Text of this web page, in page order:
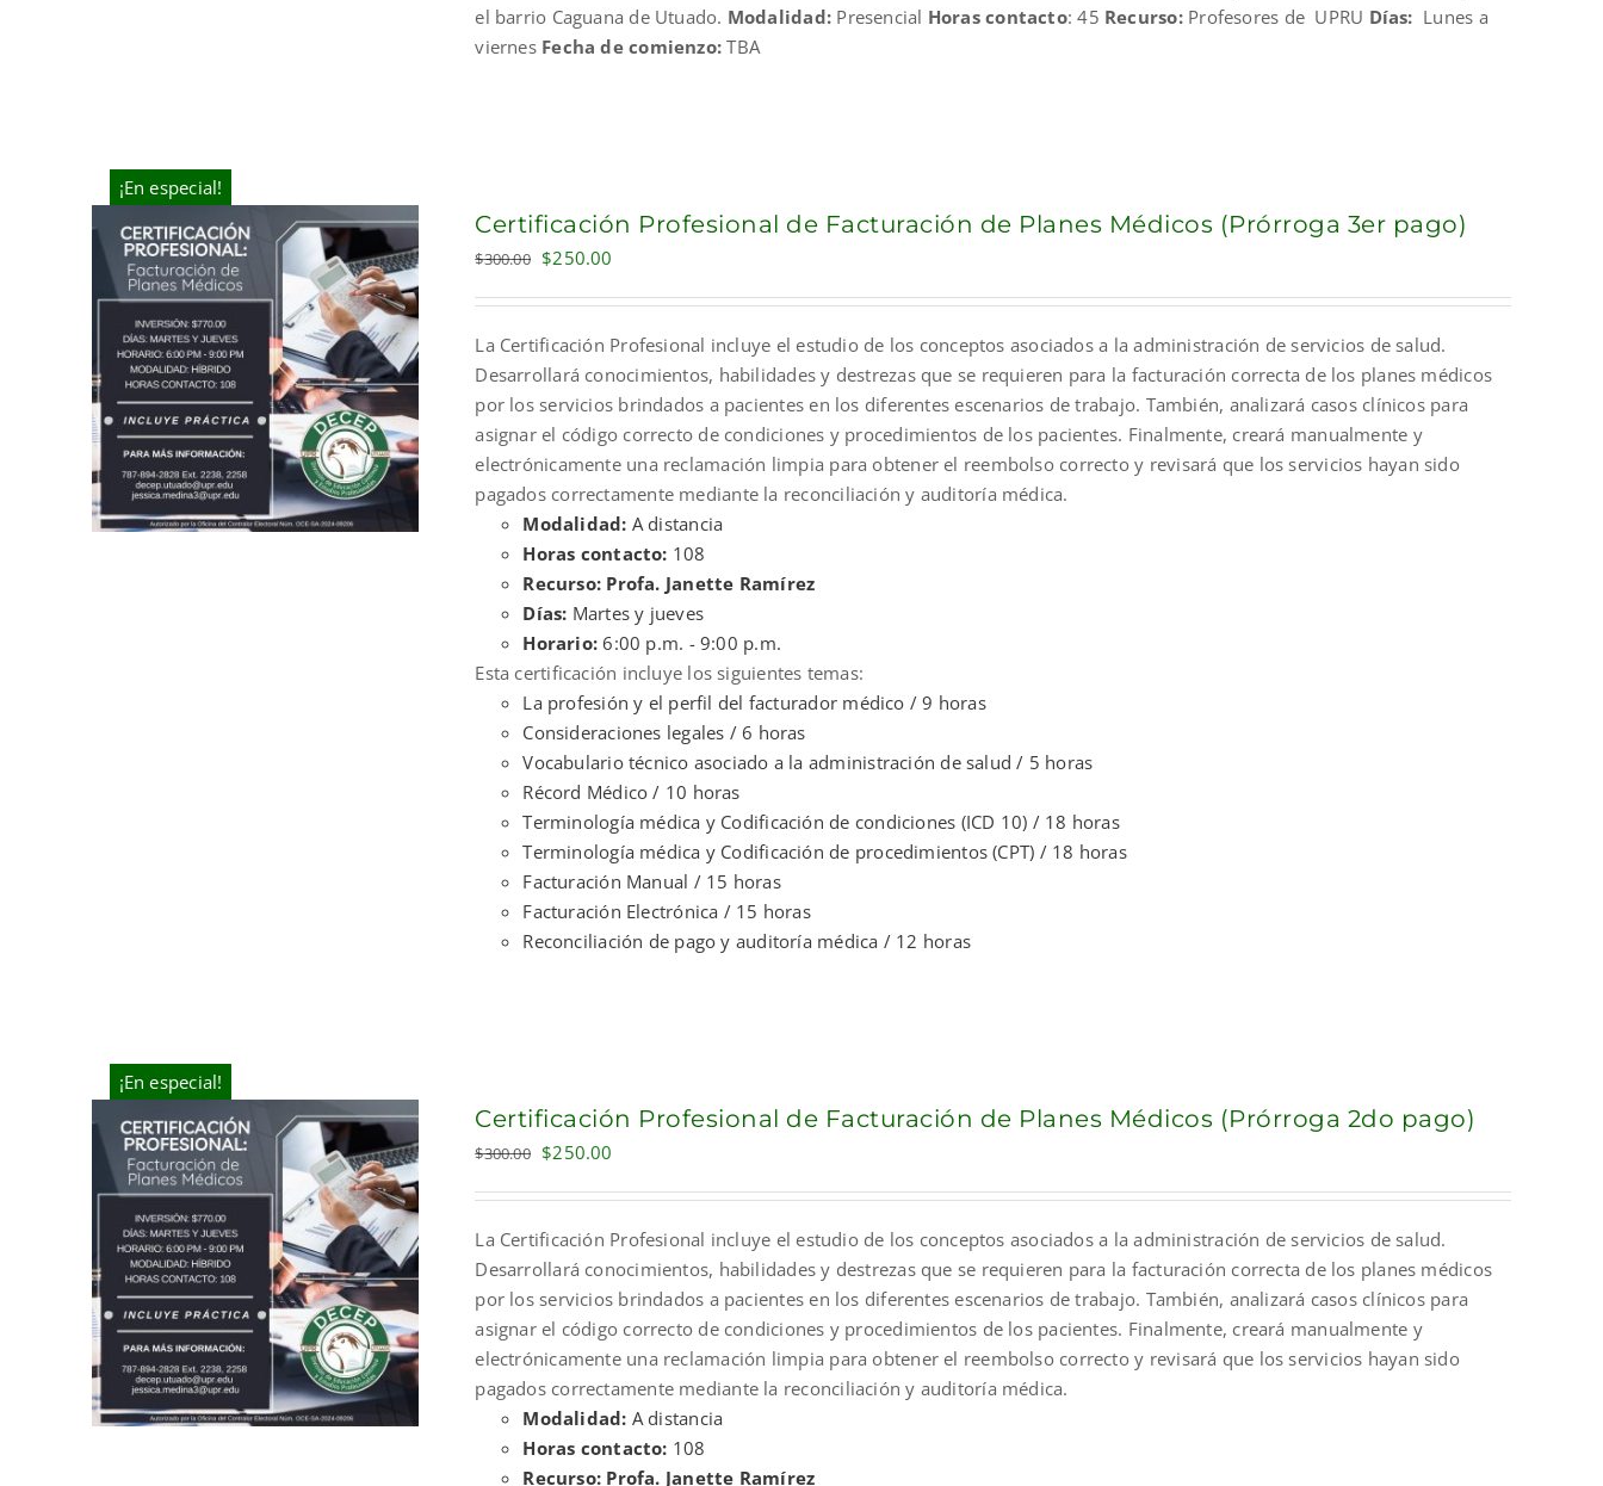
el barrio Caguana de Utuado. Modalidad: Presencial Horas contacto: 45 Recurso: Profesores de UPRU Días: Lunes a
viernes Fecha de comienzo: TBA
¡En especial!
Certificación Profesional de Facturación de Planes Médicos (Prórroga 3er pago)
$300.00 Original
$300.00.
$250.00
$250.00.
La Certificación Profesional incluye el estudio de los conceptos asociados a la administración de servicios de salud.
Desarrollará conocimientos, habilidades y destrezas que se requieren para la facturación correcta de los planes médicos
por los servicios brindados a pacientes en los diferentes escenarios de trabajo. También, analizará casos clínicos para
asignar el código correcto de condiciones y procedimientos de los pacientes. Finalmente, creará manualmente y
electrónicamente una reclamación limpia para obtener el reembolso correcto y revisará que los servicios hayan sido
pagados correctamente mediante la reconciliación y auditoría médica.
Modalidad: A distancia
Horas contacto: 108
Recurso: Profa. Janette Ramírez
Días: Martes y jueves
Horario:6:00 p.m. - 9:00 p.m.
Esta certificación incluye los siguientes temas:
La profesión y el perfil del facturador médico / 9 horas
Consideraciones legales / 6 horas
Vocabulario técnico asociado a la administración de salud / 5 horas
Récord Médico / 10 horas
Terminología médica y Codificación de condiciones (ICD 10) / 18 horas
Terminología médica y Codificación de procedimientos (CPT) / 18 horas
Facturación Manual / 15 horas
Facturación Electrónica / 15 horas
Reconciliación de pago y auditoría médica / 12 horas
¡En especial!
Certificación Profesional de Facturación de Planes Médicos (Prórroga 2do pago)
$300.00 Original
$300.00.
$250.00
$250.00.
La Certificación Profesional incluye el estudio de los conceptos asociados a la administración de servicios de salud.
Desarrollará conocimientos, habilidades y destrezas que se requieren para la facturación correcta de los planes médicos
por los servicios brindados a pacientes en los diferentes escenarios de trabajo. También, analizará casos clínicos para
asignar el código correcto de condiciones y procedimientos de los pacientes. Finalmente, creará manualmente y
electrónicamente una reclamación limpia para obtener el reembolso correcto y revisará que los servicios hayan sido
pagados correctamente mediante la reconciliación y auditoría médica.
Modalidad: A distancia
Horas contacto: 108
Recurso: Profa. Janette Ramírez